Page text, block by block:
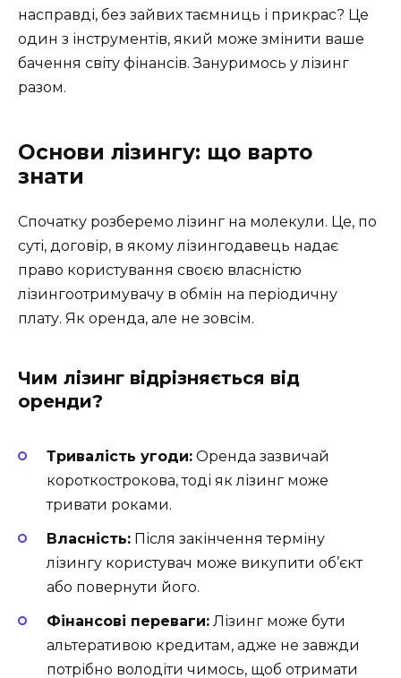
насправді, без зайвих таємниць і прикрас? Це
один з інструментів, який може змінити ваше
бачення світу фінансів. Зануримось у лізинг
разом.
Основи лізингу: що варто
знати
Спочатку розберемо лізинг на молекули. Це, по
суті, договір, в якому лізингодавець надає
право користування своєю власністю
лізингоотримувачу в обмін на періодичну
плату. Як оренда, але не зовсім.
Чим лізинг відрізняється від
оренди?
Тривалість угоди: Оренда зазвичай
короткострокова, тоді як лізинг може
тривати роками.
Власність: Після закінчення терміну
лізингу користувач може викупити об’єкт
або повернути його.
Фінансові переваги: Лізинг може бути
альтеративою кредитам, адже не завжди
потрібно володіти чимось, щоб отримати